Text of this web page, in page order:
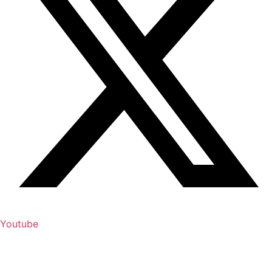
Youtube